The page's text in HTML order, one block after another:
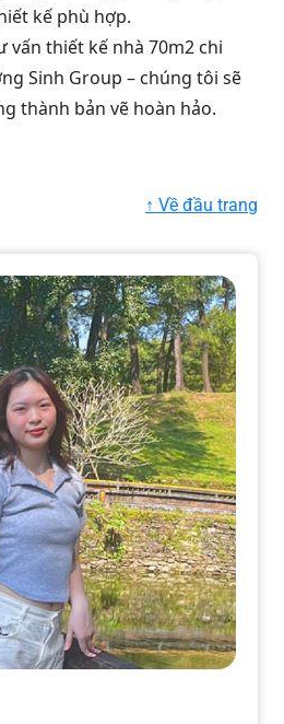
kế phù hợp.
vấn thiết kế nhà 70m2 chi
Sinh Group – chúng tôi sẽ
thành bản vẽ hoàn hảo.
↑ Về đầu trang